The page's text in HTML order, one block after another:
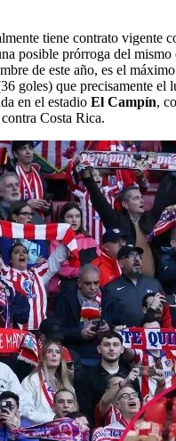
tiene contrato vigente
posible prórroga del mismo
de este año, es el
goles) que precisamente el
en el estadio El Campín,
Costa Rica.